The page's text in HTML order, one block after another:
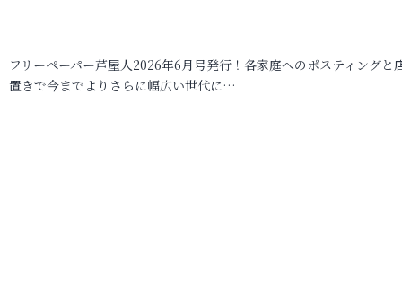
フリーペーパー芦屋人2026年6月号発行！各家庭へのポスティングと
置きで今までよりさらに幅広い世代に…